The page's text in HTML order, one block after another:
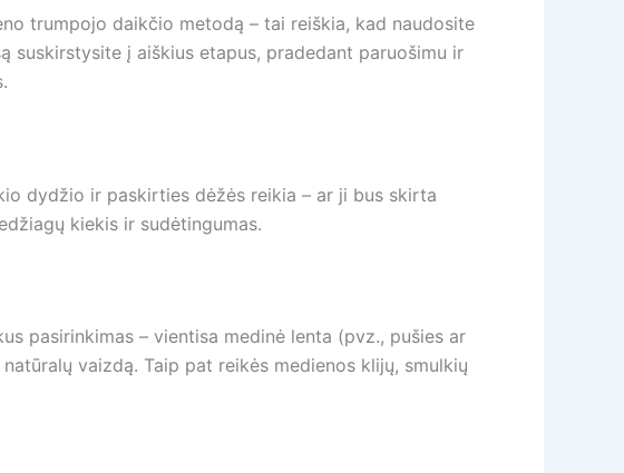
trumpojo daikčio metodą – tai reiškia, kad naudosite
suskirstysite į aiškius etapus, pradedant paruošimu ir
dydžio ir paskirties dėžės reikia – ar ji bus skirta
kiekis ir sudėtingumas.
pasirinkimas – vientisa medinė lenta (pvz., pušies ar
vaizdą. Taip pat reikės medienos klijų, smulkių